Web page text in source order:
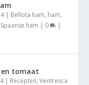
| Bellota ham, ham,
ham | 0 |
tomaat
| Recepten,Ventresca